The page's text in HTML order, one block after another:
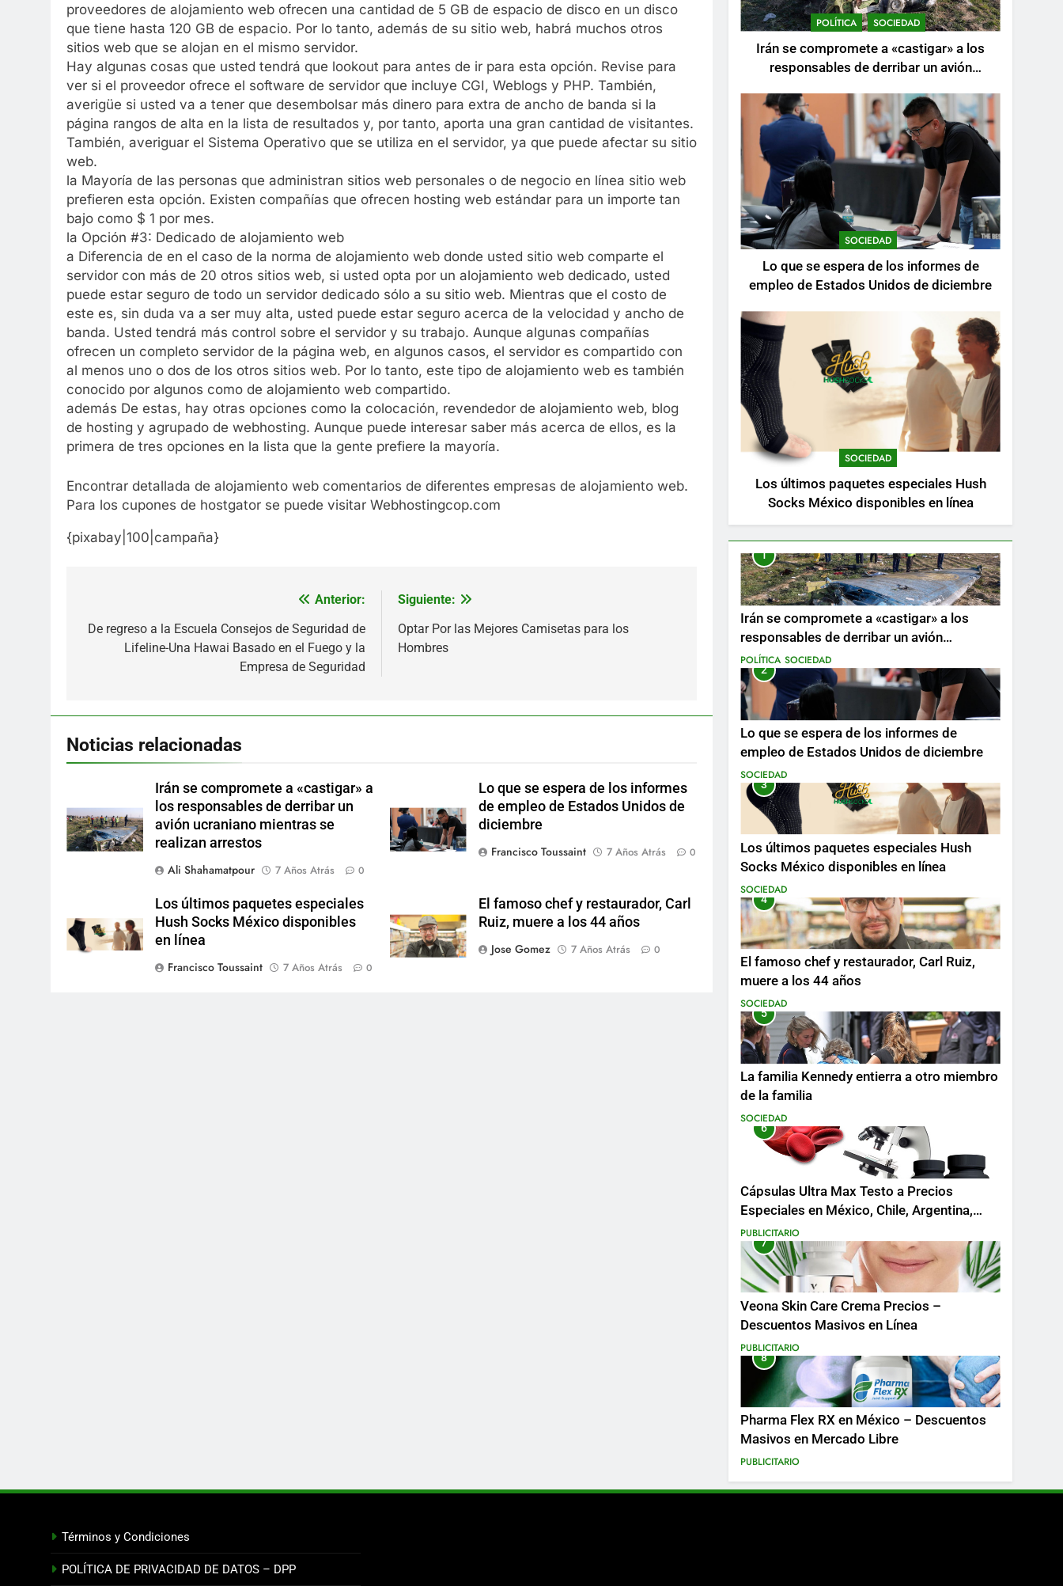
proveedores de alojamiento web ofrecen una cantidad de 5 GB de espacio de disco en un disco
que tiene hasta 120 GB de espacio. Por lo tanto, además de su sitio web, habrá muchos otros
sitios web que se alojan en el mismo servidor.
Hay algunas cosas que usted tendrá que lookout para antes de ir para esta opción. Revise para
ver si el proveedor ofrece el software de servidor que incluye CGI, Weblogs y PHP. También,
averigüe si usted va a tener que desembolsar más dinero para extra de ancho de banda si la
página rangos de alta en la lista de resultados y, por tanto, aporta una gran cantidad de visitantes.
También, averiguar el Sistema Operativo que se utiliza en el servidor, ya que puede afectar su sitio
web.
la Mayoría de las personas que administran sitios web personales o de negocio en línea sitio web
prefieren esta opción. Existen compañías que ofrecen hosting web estándar para un importe tan
bajo como $ 1 por mes.
la Opción #3: Dedicado de alojamiento web
a Diferencia de en el caso de la norma de alojamiento web donde usted sitio web comparte el
servidor con más de 20 otros sitios web, si usted opta por un alojamiento web dedicado, usted
puede estar seguro de todo un servidor dedicado sólo a su sitio web. Mientras que el costo de
este es, sin duda va a ser muy alta, usted puede estar seguro acerca de la velocidad y ancho de
banda. Usted tendrá más control sobre el servidor y su trabajo. Aunque algunas compañías
ofrecen un completo servidor de la página web, en algunos casos, el servidor es compartido con
al menos uno o dos de los otros sitios web. Por lo tanto, este tipo de alojamiento web es también
conocido por algunos como de alojamiento web compartido.
además De estas, hay otras opciones como la colocación, revendedor de alojamiento web, blog
de hosting y agrupado de webhosting. Aunque puede interesar saber más acerca de ellos, es la
primera de tres opciones en la lista que la gente prefiere la mayoría.
Encontrar detallada de alojamiento web comentarios de diferentes empresas de alojamiento web.
Para los cupones de hostgator se puede visitar Webhostingcop.com
{pixabay|100|campaña}
de
Anterior:
De regreso a la Escuela Consejos de Seguridad de
Lifeline-Una Hawai Basado en el Fuego y la
Empresa de Seguridad
Siguiente:
Optar Por las Mejores Camisetas para los
Hombres
Noticias relacionadas
Irán se compromete a «castigar» a
los responsables de derribar un
avión ucraniano mientras se
realizan arrestos
Ali Shahamatpour
7 Años Atrás 0
Lo que se espera de los informes
de empleo de Estados Unidos de
diciembre
Francisco Toussaint
7 Años Atrás 0
Los últimos paquetes especiales
Hush Socks México disponibles
en línea
Francisco Toussaint
7 Años Atrás 0
El famoso chef y restaurador, Carl
Ruiz, muere a los 44 años
Jose Gomez
7 Años Atrás 0
POLÍTICA SOCIEDAD
Irán se compromete a «castigar» a los
responsables de derribar un avión
SOCIEDAD
Lo que se espera de los informes de
empleo de Estados Unidos de diciembre
SOCIEDAD
Los últimos paquetes especiales Hush
Socks México disponibles en línea
1
Irán se compromete a «castigar» a los
responsables de derribar un avión
ucraniano mientras se realizan arrestos
POLÍTICA SOCIEDAD
2
Lo que se espera de los informes de
empleo de Estados Unidos de diciembre
SOCIEDAD
3
Los últimos paquetes especiales Hush
Socks México disponibles en línea
SOCIEDAD
4
El famoso chef y restaurador, Carl Ruiz,
muere a los 44 años
SOCIEDAD
5
La familia Kennedy entierra a otro miembro
de la familia
SOCIEDAD
6
Cápsulas Ultra Max Testo a Precios
Especiales en México, Chile, Argentina,
Colombia, Perú , Ecuador, Costa Rica y
Más
PUBLICITARIO
7
Veona Skin Care Crema Precios –
Descuentos Masivos en Línea
PUBLICITARIO
8
Pharma Flex RX en México – Descuentos
Masivos en Mercado Libre
PUBLICITARIO
Términos y Condiciones
POLÍTICA DE PRIVACIDAD DE DATOS – DPP